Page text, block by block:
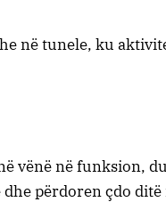
në tunele, ku
vënë në funksion,
përdoren çdo